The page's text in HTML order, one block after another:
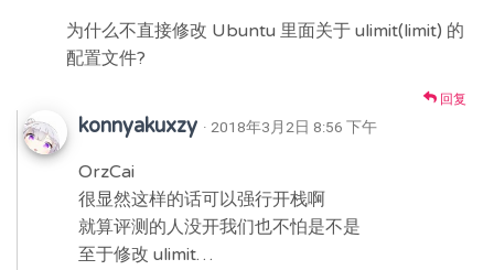
为什么不直接修改 Ubuntu 里面关于 ulimit(limit) 的
配置文件?
回复
konnyakuxzy · 2018年3月2日 8:56 下午
OrzCai
很显然这样的话可以强行开栈啊
就算评测的人没开我们也不怕是不是
至于修改 ulimit…